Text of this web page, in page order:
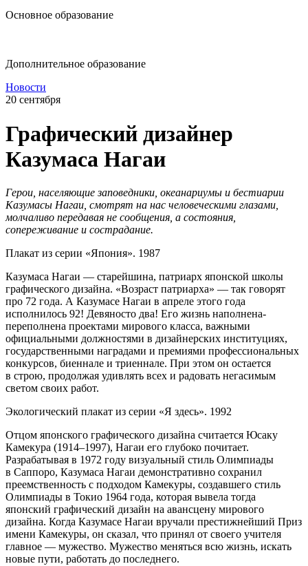
Основное образование
Дополнительное образование
Новости
20 сентября
Графический дизайнер
Казумаса Нагаи
Герои, населяющие заповедники, океанариумы и бестиарии
Казумасы Нагаи, смотрят на нас человеческими глазами,
молчаливо передавая не сообщения, а состояния,
сопереживание и сострадание.
Плакат из серии «Япония». 1987
Казумаса Нагаи — старейшина, патриарх японской школы
графического дизайна. «Возраст патриарха» — так говорят
про 72 года. А Казумасе Нагаи в апреле этого года
исполнилось 92! Девяносто два! Его жизнь наполнена-
переполнена проектами мирового класса, важными
официальными должностями в дизайнерских институциях,
государственными наградами и премиями профессиональных
конкурсов, биеннале и триеннале. При этом он остается
в строю, продолжая удивлять всех и радовать негасимым
светом своих работ.
Экологический плакат из серии «Я здесь». 1992
Отцом японского графического дизайна считается Юсаку
Камекура (1914–1997), Нагаи его глубоко почитает.
Разрабатывая в 1972 году визуальный стиль Олимпиады
в Саппоро, Казумаса Нагаи демонстративно сохранил
преемственность с подходом Камекуры, создавшего стиль
Олимпиады в Токио 1964 года, которая вывела тогда
японский графический дизайн на авансцену мирового
дизайна. Когда Казумасе Нагаи вручали престижнейший Приз
имени Камекуры, он сказал, что принял от своего учителя
главное — мужество. Мужество меняться всю жизнь, искать
новые пути, работать до последнего.